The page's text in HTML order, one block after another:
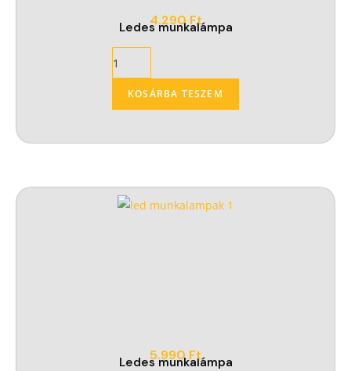
Ledes munkalámpa
4.290 Ft
KOSÁRBA TESZEM
Ledes munkalámpa
5.990 Ft